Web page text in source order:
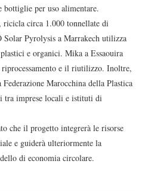
per uso alimentare.
ricicla circa 1.000 tonnellate di
Pyrolysis a Marrakech utilizza
e organici. Mika a Essaouira
e il riutilizzo. Inoltre,
Marocchina della Plastica
tra imprese locali e istituti di
che il progetto integrerà le risorse
e guiderà ulteriormente la
di economia circolare.